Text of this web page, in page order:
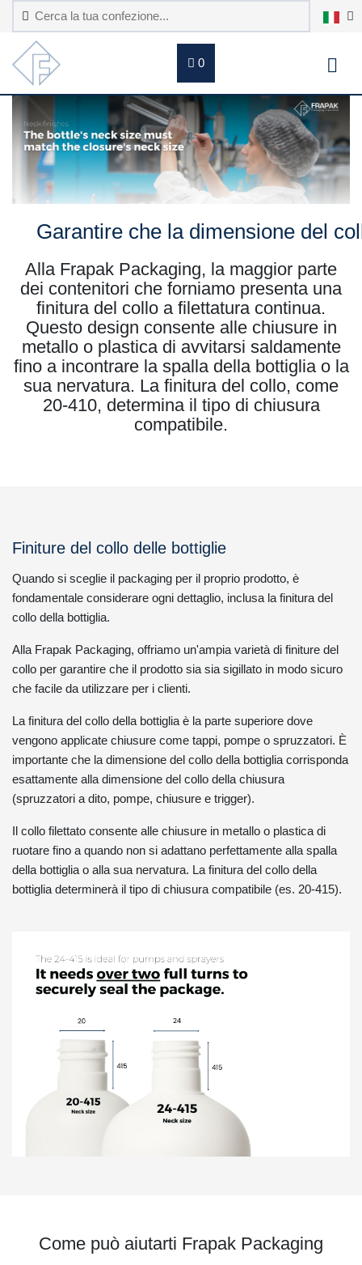
0
Garantire che la dimensione del
Alla Frapak Packaging, la maggior parte
dei contenitori che forniamo presenta una
finitura del collo a filettatura continua.
Questo design consente alle chiusure in
metallo o plastica di avvitarsi saldamente
fino a incontrare la spalla della bottiglia o la
sua nervatura. La finitura del collo, come
20-410, determina il tipo di chiusura
compatibile.
Finiture del collo delle bottiglie
Quando si sceglie il packaging per il proprio prodotto, è
fondamentale considerare ogni dettaglio, inclusa la finitura del
collo della bottiglia.
Alla Frapak Packaging, offriamo un'ampia varietà di finiture del
collo per garantire che il prodotto sia sia sigillato in modo sicuro
che facile da utilizzare per i clienti.
La finitura del collo della bottiglia è la parte superiore dove
vengono applicate chiusure come tappi, pompe o spruzzatori. È
importante che la dimensione del collo della bottiglia corrisponda
esattamente alla dimensione del collo della chiusura
(spruzzatori a dito, pompe, chiusure e trigger).
Il collo filettato consente alle chiusure in metallo o plastica di
ruotare fino a quando non si adattano perfettamente alla spalla
della bottiglia o alla sua nervatura. La finitura del collo della
bottiglia determinerà il tipo di chiusura compatibile (es. 20-415).
Come può aiutarti Frapak Packaging